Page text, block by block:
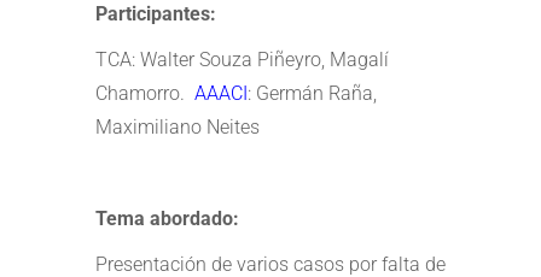
Participantes:
TCA: Walter Souza Piñeyro, Magalí
Chamorro. AAACI: Germán Raña,
Maximiliano Neites
Tema abordado:
Presentación de varios casos por falta de